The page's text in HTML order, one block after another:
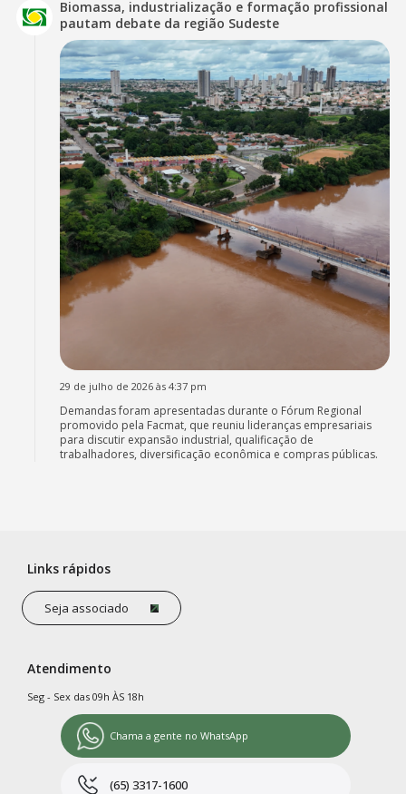
Biomassa, industrialização e formação profissional
pautam debate da região Sudeste
29 de julho de 2026 às 4:37 pm
Demandas foram apresentadas durante o Fórum Regional
promovido pela Facmat, que reuniu lideranças empresariais
para discutir expansão industrial, qualificação de
trabalhadores, diversificação econômica e compras públicas.
Links rápidos
Seja associado
Atendimento
Seg - Sex das 09h ÀS 18h
Chama a gente no WhatsApp
(65) 3317-1600